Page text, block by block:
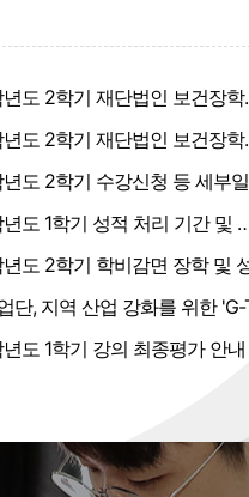
2026학년도 2
2026학년도 2
2026학년도 1학기 성적 처리 기
도 1학기 강의 최종평가 안내